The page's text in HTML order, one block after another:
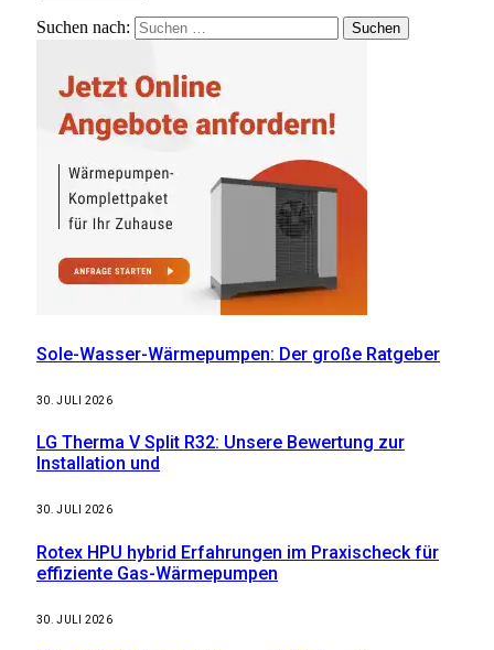
Suchen nach:
Sole-Wasser-Wärmepumpen: Der große Ratgeber
30. JULI 2026
LG Therma V Split R32: Unsere Bewertung zur
Installation und
30. JULI 2026
Rotex HPU hybrid Erfahrungen im Praxischeck für
effiziente Gas-Wärmepumpen
30. JULI 2026